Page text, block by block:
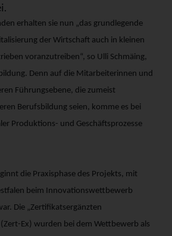
erhalten sie nun „das grundlegende
der Wirtschaft auch in kleinen
voranzutreiben“, so Ulli Schmäing,
Denn auf die Mitarbeiterinnen und
Führungsebene, die zumeist
Berufsbildung seien, komme es bei
Produktions- und Geschäftsprozesse
die Praxisphase des Projekts, mit
beim Innovationswettbewerb
Die „Zertifikatsergänzten
(Zert-Ex) wurden bei dem Wettbewerb als